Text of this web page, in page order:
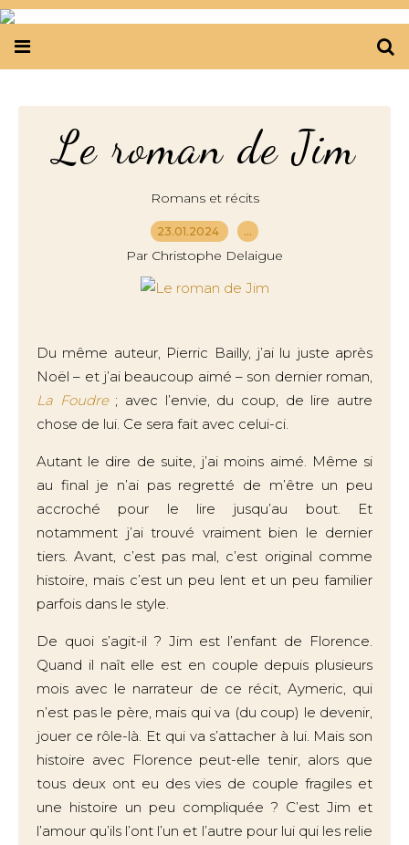
Le roman de Jim
Romans et récits
23.01.2024 …
Par Christophe Delaigue
Du même auteur, Pierric Bailly, j’ai lu juste après
Noël – et j’ai beaucoup aimé – son dernier roman,
La Foudre; avec l’envie, du coup, de lire autre
chose de lui. Ce sera fait avec celui-ci.
Autant le dire de suite, j’ai moins aimé. Même si
au final je n’ai pas regretté de m’être un peu
accroché pour le lire jusqu’au bout. Et
notamment j’ai trouvé vraiment bien le dernier
tiers. Avant, c’est pas mal, c’est original comme
histoire, mais c’est un peu lent et un peu familier
parfois dans le style.
De quoi s’agit-il ? Jim est l’enfant de Florence.
Quand il naît elle est en couple depuis plusieurs
mois avec le narrateur de ce récit, Aymeric, qui
n’est pas le père, mais qui va (du coup) le devenir,
jouer ce rôle-là. Et qui va s’attacher à lui. Mais son
histoire avec Florence peut-elle tenir, alors que
tous deux ont eu des vies de couple fragiles et
une histoire un peu compliquée ? C’est Jim et
l’amour qu’ils l’ont l’un et l’autre pour lui qui les relie